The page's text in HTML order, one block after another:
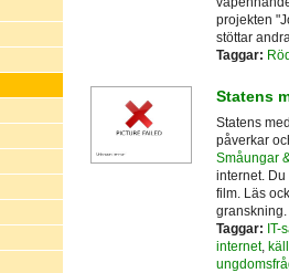
projekten
stöttar
Taggar:
Statens
Statens
påverkar
Småungar
internet.
film. Läs
granskning.
Taggar: IT-
internet,